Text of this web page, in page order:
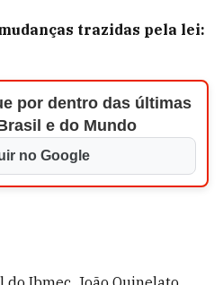
trazidas pela lei:
por dentro das últimas
e do Mundo
no Google